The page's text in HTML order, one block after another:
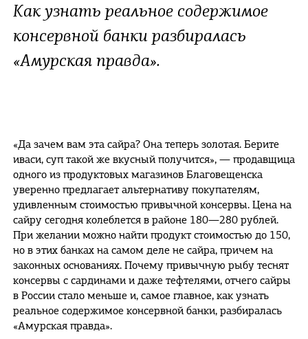
Как узнать реальное содержимое
консервной банки разбиралась
«Амурская правда».
«Да зачем вам эта сайра? Она теперь золотая. Берите
иваси, суп такой же вкусный получится», — продавщица
одного из продуктовых магазинов Благовещенска
уверенно предлагает альтернативу покупателям,
удивленным стоимостью привычной консервы. Цена на
сайру сегодня колеблется в районе 180—280 рублей.
При желании можно найти продукт стоимостью до 150,
но в этих банках на самом деле не сайра, причем на
законных основаниях. Почему привычную рыбу теснят
консервы с сардинами и даже тефтелями, отчего сайры
в России стало меньше и, самое главное, как узнать
реальное содержимое консервной банки, разбиралась
«Амурская правда».